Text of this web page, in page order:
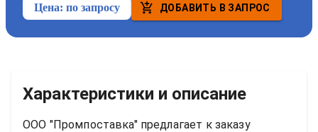
Цена: по запросу ДОБАВИТЬ В ЗАПРОС
Характеристики и описание
ООО "Промпоставка" предлагает к заказу